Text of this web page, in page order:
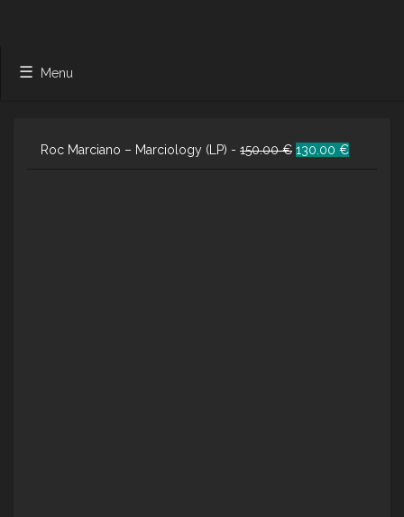
Menu
Roc Marciano – Marciology (LP) - 150.00€ Ursprünglicher
130.00 €Aktueller